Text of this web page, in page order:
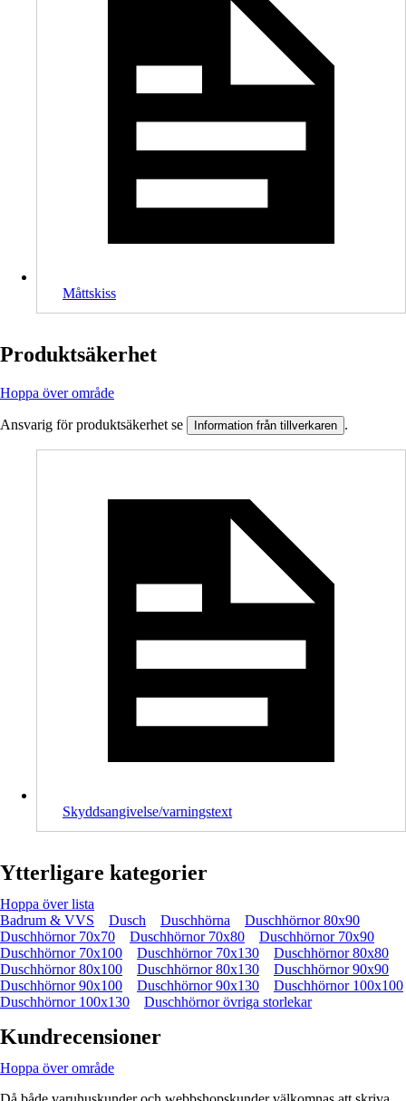
Måttskiss
Produktsäkerhet
Hoppa över område
Ansvarig för produktsäkerhet se Information från tillverkaren .
Skyddsangivelse/varningstext
Ytterligare kategorier
Hoppa över lista
Badrum & VVS
Dusch Duschhörna
Duschhörnor 80x90
Duschhörnor 70x70
Duschhörnor 70x80
Duschhörnor 70x90
Duschhörnor 70x100
Duschhörnor 70x130
Duschhörnor 80x80
Duschhörnor 80x100
Duschhörnor 80x130
Duschhörnor 90x90
Duschhörnor 90x100
Duschhörnor 90x130
Duschhörnor 100x100
Duschhörnor 100x130
Duschhörnor övriga storlekar
Kundrecensioner
Hoppa över område